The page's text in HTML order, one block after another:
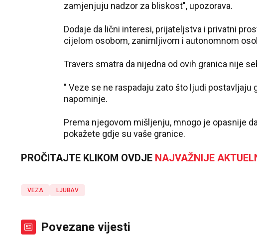
zamjenjuju nadzor za bliskost", upozorava.
Dodaje da lični interesi, prijateljstva i privatni
cijelom osobom, zanimljivom i autonomnom
Travers smatra da nijedna od ovih granica nije
" Veze se ne raspadaju zato što ljudi postavljaju
napominje.
Prema njegovom mišljenju, mnogo je opasnije
pokažete gdje su vaše granice.
PROČITAJTE KLIKOM OVDJE NAJVAŽNIJE
VEZA LJUBAV
Povezane vijesti